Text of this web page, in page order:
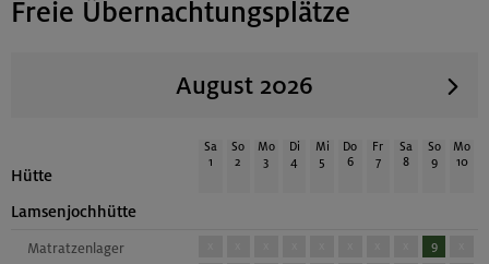
Freie Übernachtungsplätze
August 2026
Hütte
Sa
1
So
2
Mo
3
Di
4
Mi
5
Do
6
Fr
7
Sa
8
So
9
Mo
10
Lamsenjochhütte
Matratzenlager
9